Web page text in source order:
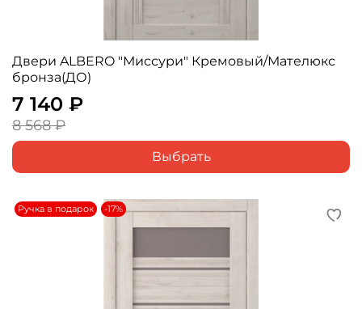
Двери ALBERO "Миссури" Кремовый/Мателюкс
бронза(ДО)
7 140 ₽
8 568 ₽
Выбрать
Ручка в подарок -17%